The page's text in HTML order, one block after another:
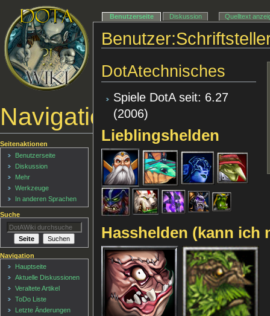
DotAtechnisches
Spiele DotA seit: 6.27
(2006)
Lieblingshelden
Hasshelden (kann ich
Navigationsmenü
Benutzerseite Diskussion Quelltext
Seitenaktionen
Benutzerseite
Diskussion
Mehr
Werkzeuge
In anderen Sprachen
Suche
Navigation
Hauptseite
Aktuelle Diskussionen
Veraltete Artikel
ToDo Liste
Letzte Änderungen